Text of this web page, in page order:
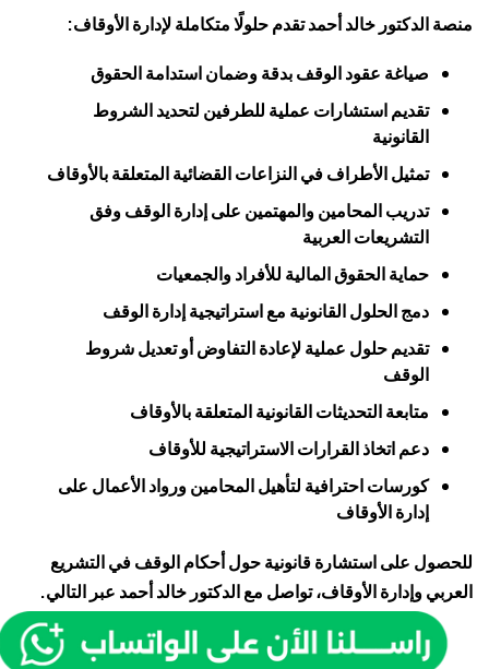
منصة الدكتور خالد أحمد تقدم حلولًا متكاملة لإدارة الأوقاف:
صياغة عقود الوقف بدقة وضمان استدامة الحقوق
تقديم استشارات عملية للطرفين لتحديد الشروط
القانونية
تمثيل الأطراف في النزاعات القضائية المتعلقة بالأوقاف
تدريب المحامين والمهتمين على إدارة الوقف وفق
التشريعات العربية
حماية الحقوق المالية للأفراد والجمعيات
دمج الحلول القانونية مع استراتيجية إدارة الوقف
تقديم حلول عملية لإعادة التفاوض أو تعديل شروط
الوقف
متابعة التحديثات القانونية المتعلقة بالأوقاف
دعم اتخاذ القرارات الاستراتيجية للأوقاف
كورسات احترافية لتأهيل المحامين ورواد الأعمال على
إدارة الأوقاف
للحصول على استشارة قانونية حول أحكام الوقف في التشريع
العربي وإدارة الأوقاف، تواصل معالدكتور خالد أحمدعبر التالي.